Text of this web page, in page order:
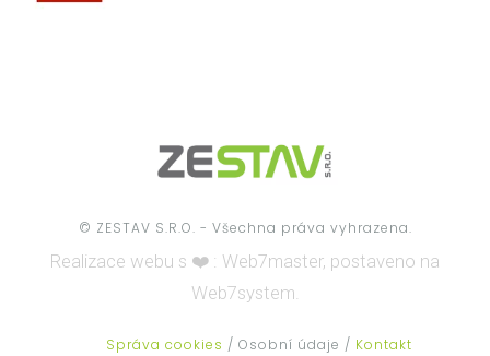
© ZESTAV S.R.O. - Všechna práva vyhrazena.
Realizace webu s ❤️ : Web7master, postaveno na
Web7system.
Správa cookies / Osobní údaje / Kontakt